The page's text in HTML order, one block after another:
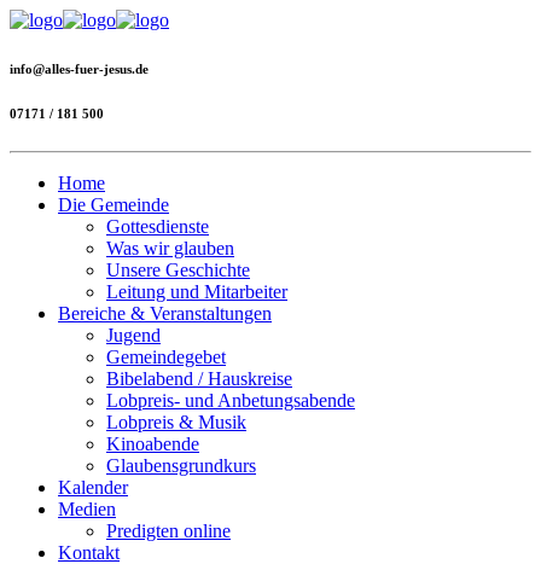
info@alles-fuer-jesus.de
07171 / 181 500
Home
Die Gemeinde
Gottesdienste
Was wir glauben
Unsere Geschichte
Leitung und Mitarbeiter
Bereiche & Veranstaltungen
Jugend
Gemeindegebet
Bibelabend / Hauskreise
Lobpreis- und Anbetungsabende
Lobpreis & Musik
Kinoabende
Glaubensgrundkurs
Kalender
Medien
Predigten online
Kontakt